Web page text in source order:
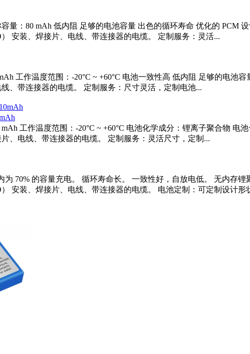
量：80 mAh 低内阻 足够的电池容量 出色的循环寿命 优化的 PCM
） 安装、焊接片、电线、带连接器的电缆。 定制服务：灵活...
工作温度范围：-20°C ~ +60°C 电池一致性高 低内阻 足够的电池
、带连接器的电缆。 定制服务：尺寸灵活，定制电池...
工作温度范围：-20°C ~ +60°C 电池化学成分：锂离子聚合物
、电线、带连接器的电缆。 定制服务：灵活尺寸，定制...
为 70% 的容量充电。 循环寿命长。 一致性好，自放电低。 无内存
） 安装、焊接片、电线、带连接器的电缆。 电池定制：可定制设计形